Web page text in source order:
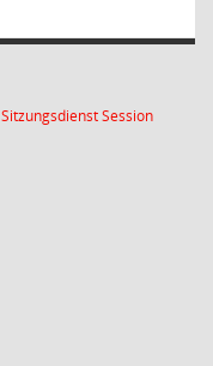
SitzungsdienstSession(Wird in